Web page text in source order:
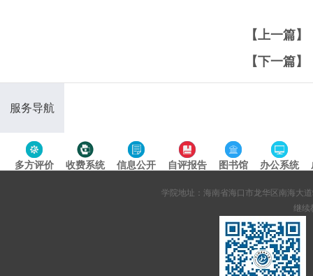
【上一篇】
【下一篇】
服务导航
多方评价 收费系统 信息公开 自评报告 图书馆 办公系统
学院地址：海南省海口市龙华区南海大道
继续